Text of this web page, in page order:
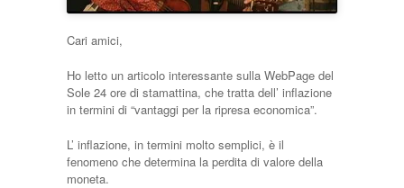
Cari amici,
Ho letto un articolo interessante sulla WebPage del
Sole 24 ore di stamattina, che tratta dell’ inflazione
in termini di “vantaggi per la ripresa economica”.
L’ inflazione, in termini molto semplici, è il
fenomeno che determina la perdita di valore della
moneta.